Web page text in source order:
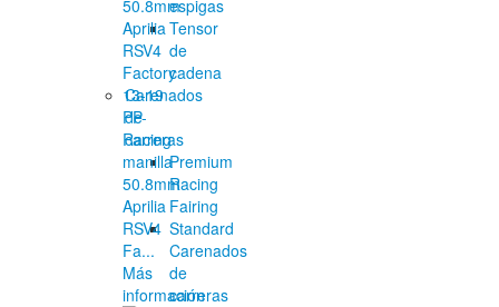
espigas
Tensor
de
cadena
Carenados
de
carreras
Premium
Racing
Fairing
Standard
Carenados
de
carreras
PP-
Racing
manilla
50.8mm
Aprilia
RSV4
Fa...
Más
información